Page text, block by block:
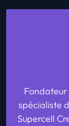
spécialiste
Supercell